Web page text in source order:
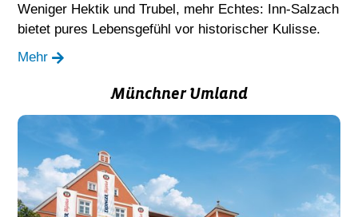
Weniger Hektik und Trubel, mehr Echtes: Inn-Salzach
bietet pures Lebensgefühl vor historischer Kulisse.
Mehr
Münchner Umland